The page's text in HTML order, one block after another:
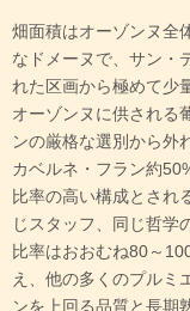
畑面積はオーゾンヌ全
なドメーヌで、サン・
れた区画から極めて少
オーゾンヌに供される
ンの厳格な選別から外
カベルネ・フラン約
比率の高い構成とされ
じスタッフ、同じ哲学
比率はおおむね80～
え、他の多くのプルミ
ンを上回る品質と長期